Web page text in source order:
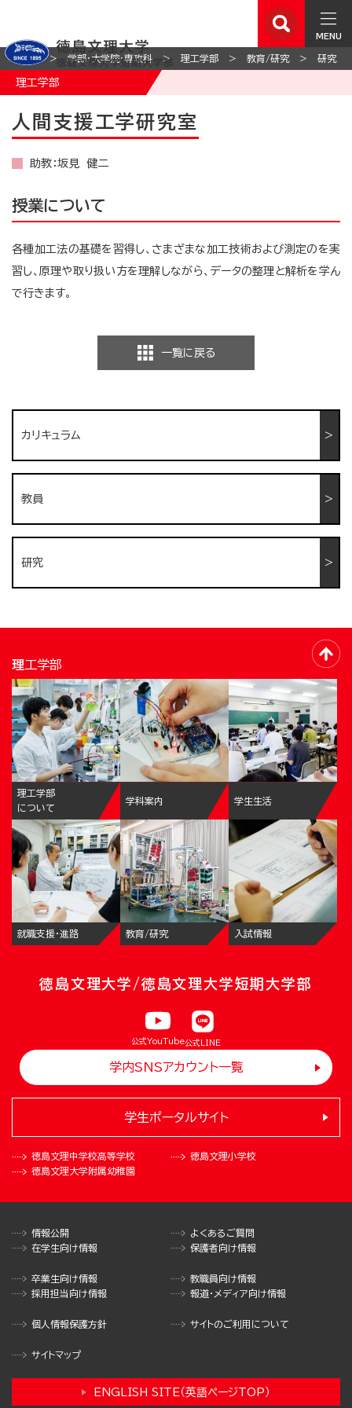
MENU
ホーム 学部・大学院・専攻科 理工学部 教育/研究 研究
理工学部
人間支援工学研究室
助教：坂見 健二
授業について
各種加工法の基礎を習得し、さまざまな加工技術および測定のを実
習し、原理や取り扱い方を理解しながら、データの整理と解析を学ん
で行きます。
一覧に戻る
カリキュラム
教員
研究
理工学部
理工学部
について
学科案内 学生生活
就職支援・進路 教育/研究 入試情報
徳島文理大学/徳島文理大学短期大学部
公式YouTube公式LINE
学内SNSアカウント一覧
徳島文理中学校高等学校
徳島文理小学校
徳島文理大学附属幼稚園
学生ポータルサイト
情報公開
よくあるご質問
在学生向け情報
保護者向け情報
卒業生向け情報
教職員向け情報
採用担当向け情報
報道・メディア向け情報
個人情報保護方針 サイトのご利用について
サイトマップ
ENGLISH SITE（英語ページTOP）